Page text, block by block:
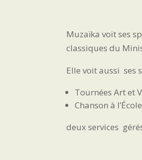
Muzaïka voit ses
classiques du
Elle voit aussi ses
Tournées Art et
Chanson à l’École
deux services